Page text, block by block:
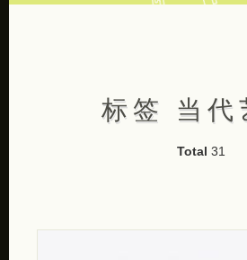
标签 当代
Total 31